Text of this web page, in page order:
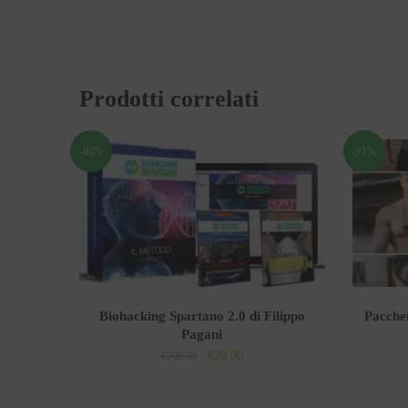
Prodotti correlati
-86%
Biohacking Spartano 2.0 di Filippo
Pagani
Il
€29.00Il
-91%